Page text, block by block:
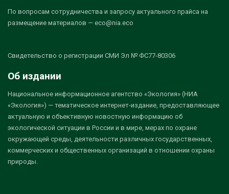
По вопросам сотрудничества и запросу актуального прайса на
размещение материалов — eco@nia.eco
Свидетельство о регистрации СМИ Эл № ФС77-80306
Об издании
Национальное информационное агентство «Экология» (НИА
«Экология») — тематическое интернет-издание, предоставляющее
актуальную и объективную новостную информацию об
экологической ситуации в России и в мире, мерах по охране
окружающей среды, деятельности различных государственных,
коммерческих и общественных организаций в отношении охраны
природы.